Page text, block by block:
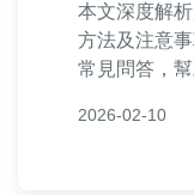
本文深度解
方法及注意
常見問答，
比較表格，
2026-02-10